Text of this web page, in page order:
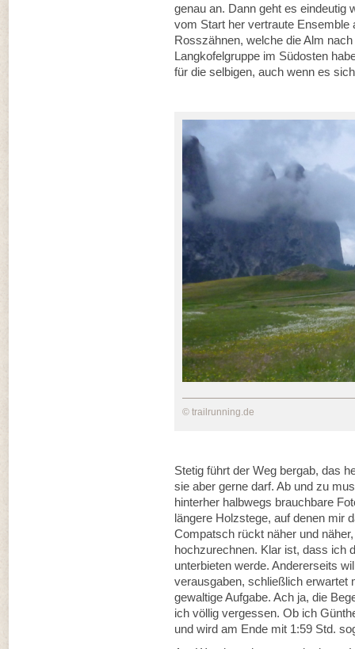
genau an. Dann geht es eindeutig
vom Start her vertraute Ensemble
Rosszähnen, welche die Alm
Langkofelgruppe im Südosten
für die selbigen, auch wenn es
© trailrunning.de
Stetig führt der Weg bergab, das
sie aber gerne darf. Ab und zu
hinterher halbwegs brauchbare
längere Holzstege, auf denen mir
Compatsch rückt näher und
hochzurechnen. Klar ist, dass ich
unterbieten werde. Andererseits
verausgaben, schließlich erwartet
gewaltige Aufgabe. Ach ja, die
ich völlig vergessen. Ob ich
und wird am Ende mit 1:59 Std.